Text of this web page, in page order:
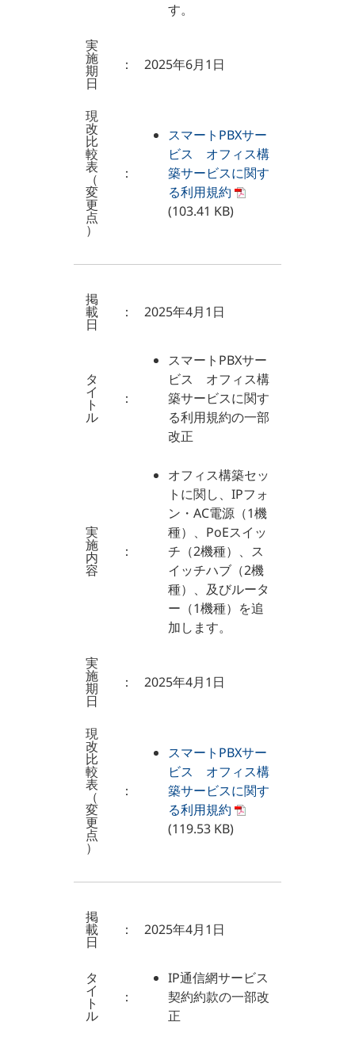
す。
実
施
期
日
： 2025年6月1日
現
改
比
較
表
（
変
更
点
）
：
スマートPBXサー
ビス オフィス構
築サービスに関す
る利用規約
(103.41 KB)
掲
載
日
： 2025年4月1日
タ
イ
ト
ル
：
スマートPBXサー
ビス オフィス構
築サービスに関す
る利用規約の一部
改正
実
施
内
容
：
オフィス構築セッ
トに関し、IPフォ
ン・AC電源（1機
種）、PoEスイッ
チ（2機種）、ス
イッチハブ（2機
種）、及びルータ
ー（1機種）を追
加します。
実
施
期
日
： 2025年4月1日
現
改
比
較
表
（
変
更
点
）
：
スマートPBXサー
ビス オフィス構
築サービスに関す
る利用規約
(119.53 KB)
掲
載
日
： 2025年4月1日
タ
イ
ト
ル
：
IP通信網サービス
契約約款の一部改
正